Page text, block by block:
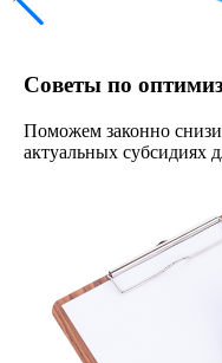
Советы по
Поможем законно
актуальных субсидиях